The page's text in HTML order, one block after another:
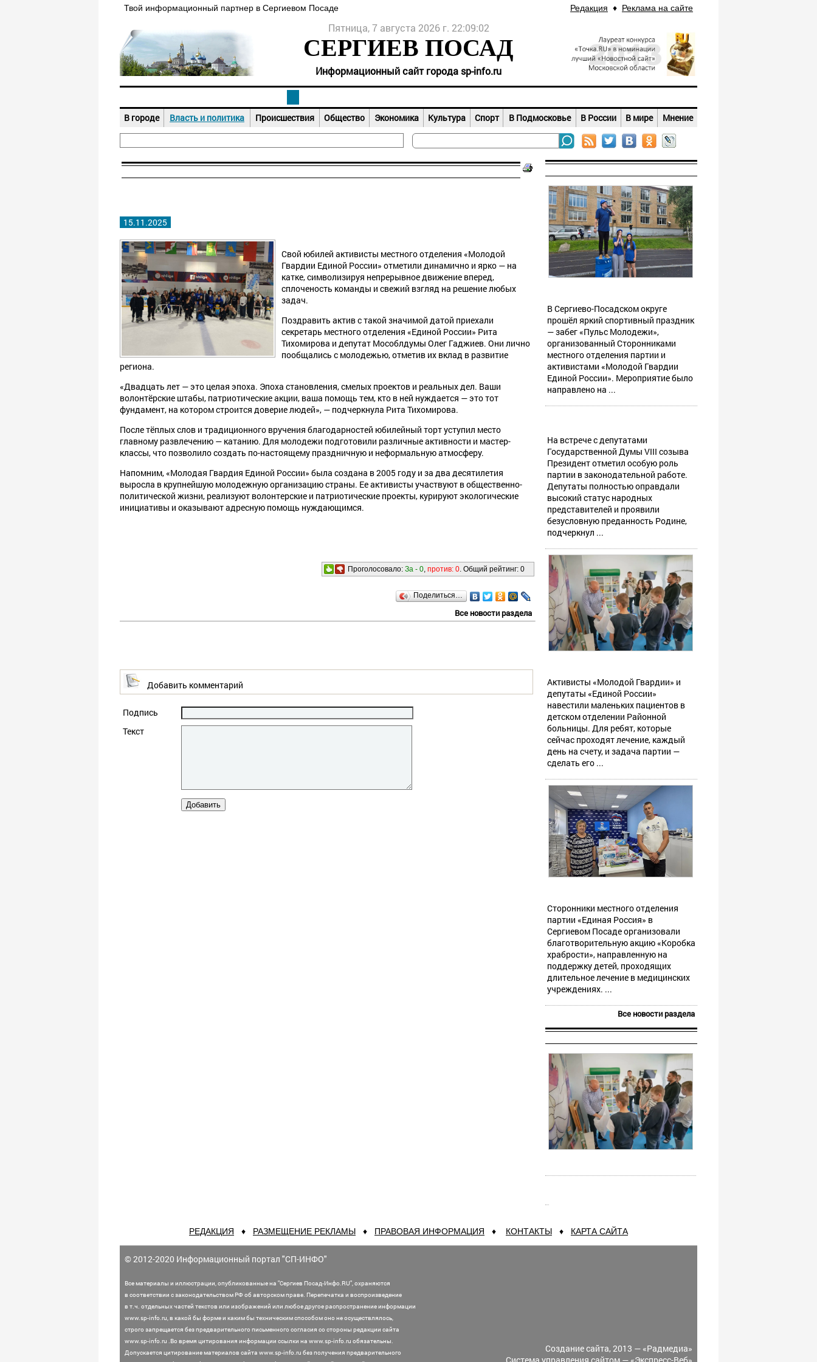
Твой информационный партнер в Сергиевом Посаде Редакция ♦ Реклама на сайте
Пятница, 7 августа 2026 г. 22:09:02
СЕРГИЕВ ПОСАД
Информационный сайт города sp-info.ru
В городе Власть и политика Происшествия Общество Экономика Культура Спорт В Подмосковье В России В мире Мнение
15.11.2025
Свой юбилей активисты местного отделения «Молодой
Гвардии Единой России» отметили динамично и ярко — на
катке, символизируя непрерывное движение вперед,
сплоченость команды и свежий взгляд на решение любых
задач.
Поздравить актив с такой значимой датой приехали
секретарь местного отделения «Единой России» Рита
Тихомирова и депутат Мособлдумы Олег Гаджиев. Они лично
пообщались с молодежью, отметив их вклад в развитие
региона.
«Двадцать лет — это целая эпоха. Эпоха становления, смелых проектов и реальных дел. Ваши
волонтёрские штабы, патриотические акции, ваша помощь тем, кто в ней нуждается — это тот
фундамент, на котором строится доверие людей», — подчеркнула Рита Тихомирова.
После тёплых слов и традиционного вручения благодарностей юбилейный торт уступил место
главному развлечению — катанию. Для молодежи подготовили различные активности и мастер-
классы, что позволило создать по-настоящему праздничную и неформальную атмосферу.
Напомним, «Молодая Гвардия Единой России» была создана в 2005 году и за два десятилетия
выросла в крупнейшую молодежную организацию страны. Ее активисты участвуют в общественно-
политической жизни, реализуют волонтерские и патриотические проекты, курируют экологические
инициативы и оказывают адресную помощь нуждающимся.
Проголосовало: За - 0, против: 0. Общий рейтинг: 0
Поделиться…
Все новости раздела
Добавить комментарий
Подпись
Текст
В Сергиево-Посадском округе
прошёл яркий спортивный праздник
— забег «Пульс Молодежи»,
организованный Сторонниками
местного отделения партии и
активистами «Молодой Гвардии
Единой России». Мероприятие было
направлено на ...
На встрече с депутатами
Государственной Думы VIII созыва
Президент отметил особую роль
партии в законодательной работе.
Депутаты полностью оправдали
высокий статус народных
представителей и проявили
безусловную преданность Родине,
подчеркнул ...
Активисты «Молодой Гвардии» и
депутаты «Единой России»
навестили маленьких пациентов в
детском отделении Районной
больницы. Для ребят, которые
сейчас проходят лечение, каждый
день на счету, и задача партии —
сделать его ...
Сторонники местного отделения
партии «Единая Россия» в
Сергиевом Посаде организовали
благотворительную акцию «Коробка
храбрости», направленную на
поддержку детей, проходящих
длительное лечение в медицинских
учреждениях. ...
Все новости раздела
РЕДАКЦИЯ ♦ РАЗМЕЩЕНИЕ РЕКЛАМЫ ♦ ПРАВОВАЯ ИНФОРМАЦИЯ ♦ КОНТАКТЫ ♦ КАРТА САЙТА
© 2012-2020 Информационный портал "СП-ИНФО"
Все материалы и иллюстрации,опубликованные на "Сергиев Посад-Инфо.RU", охраняются
в соответствии с законодательством РФ об авторском праве. Перепечатка и воспроизведение
в т.ч. отдельных частей текстов или изображений или любое другое распространение информации
www.sp-info.ru, в какой бы форме и каким бы техническим способом оно не осуществлялось,
строго запрещается без предварительного письменного согласия со стороны редакции сайта
www.sp-info.ru .Во время цитирования информации ссылки на www.sp-info.ru обязательны.
Допускается цитирование материалов сайта www.sp-info.ru без получения предварительного
Создание сайта, 2013 — «Радмедиа»